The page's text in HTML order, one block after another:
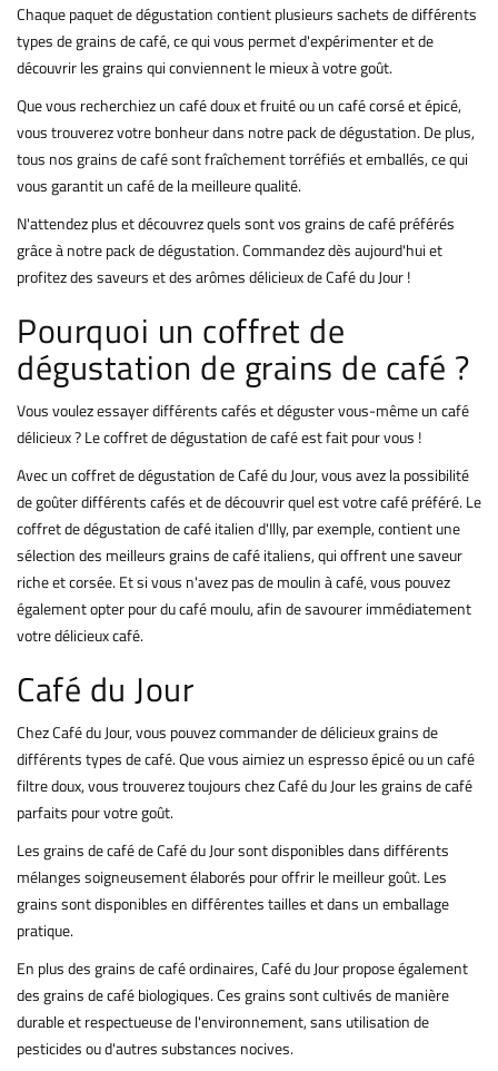
Chaque paquet de dégustation contient plusieurs sachets de différents
types de grains de café, ce qui vous permet d'expérimenter et de
découvrir les grains qui conviennent le mieux à votre goût.
Que vous recherchiez un café doux et fruité ou un café corsé et épicé,
vous trouverez votre bonheur dans notre pack de dégustation. De plus,
tous nos grains de café sont fraîchement torréfiés et emballés, ce qui
vous garantit un café de la meilleure qualité.
N'attendez plus et découvrez quels sont vos grains de café préférés
grâce à notre pack de dégustation. Commandez dès aujourd'hui et
profitez des saveurs et des arômes délicieux de Café du Jour !
Pourquoi un coffret de
dégustation de grains de café ?
Vous voulez essayer différents cafés et déguster vous-même un café
délicieux ? Le coffret de dégustation de café est fait pour vous !
Avec un coffret de dégustation de Café du Jour, vous avez la possibilité
de goûter différents cafés et de découvrir quel est votre café préféré. Le
coffret de dégustation de café italien d'Illy, par exemple, contient une
sélection des meilleurs grains de café italiens, qui offrent une saveur
riche et corsée. Et si vous n'avez pas de moulin à café, vous pouvez
également opter pour du café moulu, afin de savourer immédiatement
votre délicieux café.
Café du Jour
Chez Café du Jour, vous pouvez commander de délicieux grains de
différents types de café. Que vous aimiez un espresso épicé ou un café
filtre doux, vous trouverez toujours chez Café du Jour les grains de café
parfaits pour votre goût.
Les grains de café de Café du Jour sont disponibles dans différents
mélanges soigneusement élaborés pour offrir le meilleur goût. Les
grains sont disponibles en différentes tailles et dans un emballage
pratique.
En plus des grains de café ordinaires, Café du Jour propose également
des grains de café biologiques. Ces grains sont cultivés de manière
durable et respectueuse de l'environnement, sans utilisation de
pesticides ou d'autres substances nocives.